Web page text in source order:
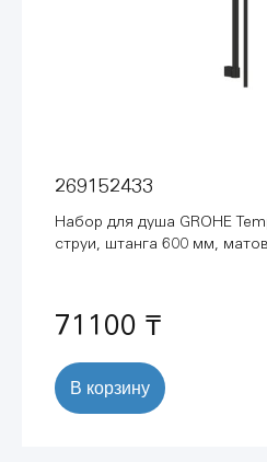
269152433
Набор для душа GROHE
струи, штанга 600 мм,
71100 ₸
В корзину